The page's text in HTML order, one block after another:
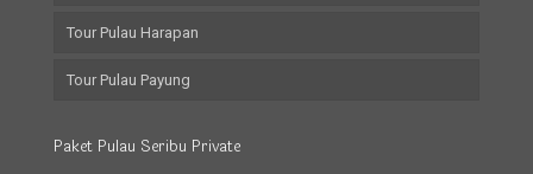
Tour Pulau Harapan
Tour Pulau Payung
Paket Pulau Seribu Private